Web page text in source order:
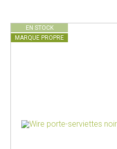
EN STOCK
MARQUE PROPRE